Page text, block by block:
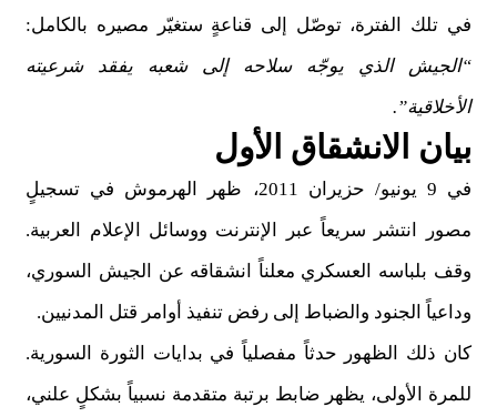
في تلك الفترة، توصّل إلى قناعةٍ ستغيّر مصيره بالكامل:
“الجيش الذي يوجّه سلاحه إلى شعبه يفقد شرعيته
الأخلاقية.”
بيان الانشقاق الأول
في 9 يونيو/ حزيران 2011، ظهر الهرموش في تسجيلٍ
مصور انتشر سريعاً عبر الإنترنت ووسائل الإعلام العربية.
وقف بلباسه العسكري معلناً انشقاقه عن الجيش السوري،
وداعياً الجنود والضباط إلى رفض تنفيذ أوامر قتل المدنيين.
كان ذلك الظهور حدثاً مفصلياً في بدايات الثورة السورية.
للمرة الأولى، يظهر ضابط برتبة متقدمة نسبياً بشكلٍ علني،